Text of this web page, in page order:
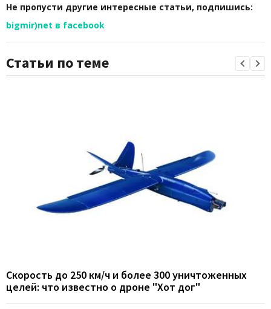
Не пропусти другие интересные статьи, подпишись:
bigmir)net в facebook
Статьи по теме
Скорость до 250 км/ч и более 300 уничтоженных
целей: что известно о дроне "Хот дог"